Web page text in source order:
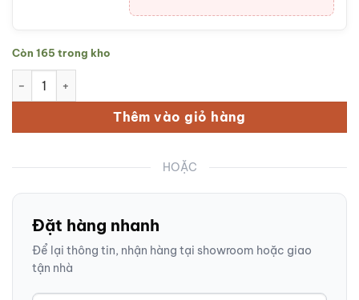
Còn 165 trong kho
Hũ đựng trà gốm sứ dáng tròn màu xanh lá họa tiết mã đáo
Thêm vào giỏ hàng
HOẶC
Đặt hàng nhanh
Để lại thông tin, nhận hàng tại showroom hoặc giao
tận nhà